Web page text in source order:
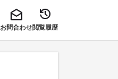
お問合わせ閲覧履歴